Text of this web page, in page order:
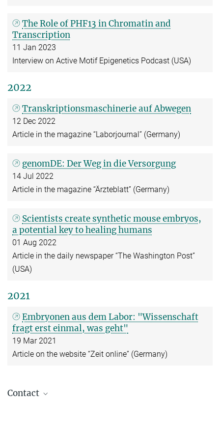
The Role of PHF13 in Chromatin and
Transcription
11 Jan 2023
Interview on Active Motif Epigenetics Podcast (USA)
2022
Transkriptionsmaschinerie auf Abwegen
12 Dec 2022
Article in the magazine “Laborjournal” (Germany)
genomDE: Der Weg in die Versorgung
14 Jul 2022
Article in the magazine “Ärzteblatt” (Germany)
Scientists create synthetic mouse embryos,
a potential key to healing humans
01 Aug 2022
Article in the daily newspaper “The Washington Post”
(USA)
2021
Embryonen aus dem Labor: "Wissenschaft
fragt erst einmal, was geht"
19 Mar 2021
Article on the website “Zeit online” (Germany)
Contact